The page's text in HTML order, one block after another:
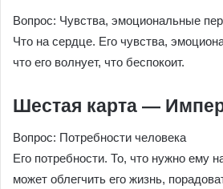
Вопрос: Чувства, эмоциональные
Что на сердце. Его чувства,
что его волнует, что беспокоит.
Шестая карта —
Вопрос: Потребности человека
Его потребности. То, что нужно ему
может облегчить его жизнь,